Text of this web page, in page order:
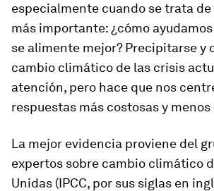
especialmente cuando se trata
más importante: ¿cómo
se alimente mejor? Precipitarse y
cambio climático de las crisis
atención, pero hace que nos
respuestas más costosas y
La mejor evidencia proviene del
expertos sobre cambio climático
Unidas (IPCC, por sus siglas en